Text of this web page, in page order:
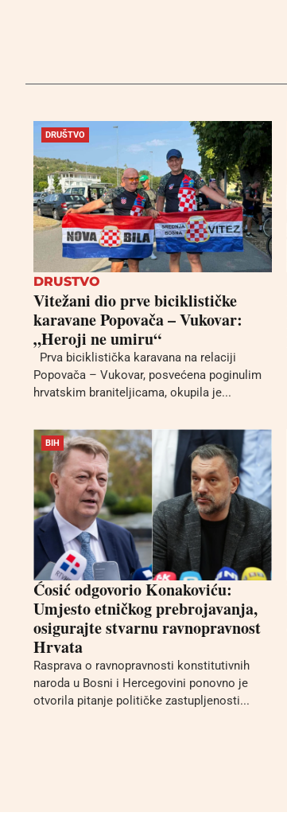
DRUŠTVO
DRUSTVO
Vitežani dio prve biciklističke
karavane Popovača – Vukovar:
„Heroji ne umiru“
Prva biciklistička karavana na relaciji
Popovača – Vukovar, posvećena poginulim
hrvatskim braniteljicama, okupila je...
BIH
Ćosić odgovorio Konakoviću:
Umjesto etničkog prebrojavanja,
osigurajte stvarnu ravnopravnost
Hrvata
Rasprava o ravnopravnosti konstitutivnih
naroda u Bosni i Hercegovini ponovno je
otvorila pitanje političke zastupljenosti...